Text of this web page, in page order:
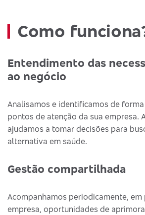
Como
Entendimento das
ao negócio
Analisamos e identificamos de
pontos de atenção da sua empresa.
ajudamos a tomar decisões para
alternativa em saúde.
Gestão compartilhada
Acompanhamos periodicamente, em
empresa, oportunidades de